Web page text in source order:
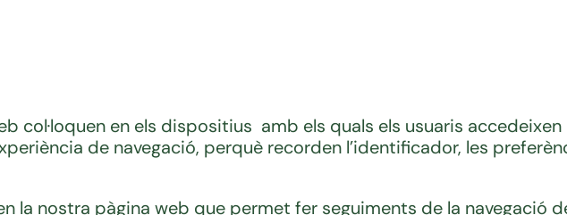
col·loquen en els dispositius amb els quals els usuaris
de navegació, perquè recorden l’identificador, les
la nostra pàgina web que permet fer seguiments de la navegació